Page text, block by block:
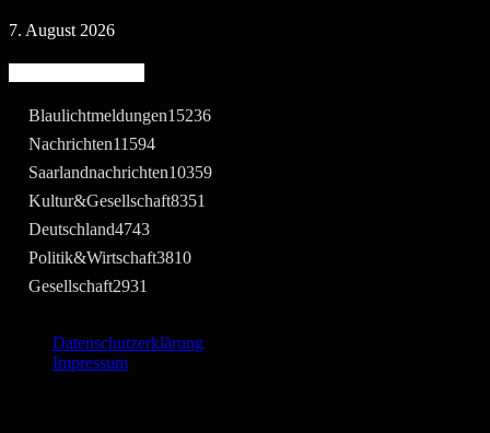
7. August 2026
Blaulichtmeldungen15236
Nachrichten11594
Saarlandnachrichten10359
Kultur&Gesellschaft8351
Deutschland4743
Politik&Wirtschaft3810
Gesellschaft2931
Datenschutzerklärung
Impressum